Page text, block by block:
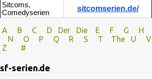
Sitcoms,
Comedyserien
sitcomserien.de/
A B C D Der Die E F G H
N
O P Q R S T The U V
Z
#
sf-serien.de